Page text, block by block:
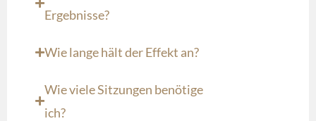
Ergebnisse?
Wie lange hält der Effekt an?
Wie viele Sitzungen benötige
ich?